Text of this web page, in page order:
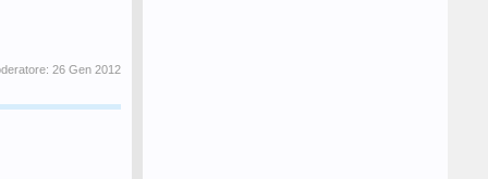
26 Gen 2012